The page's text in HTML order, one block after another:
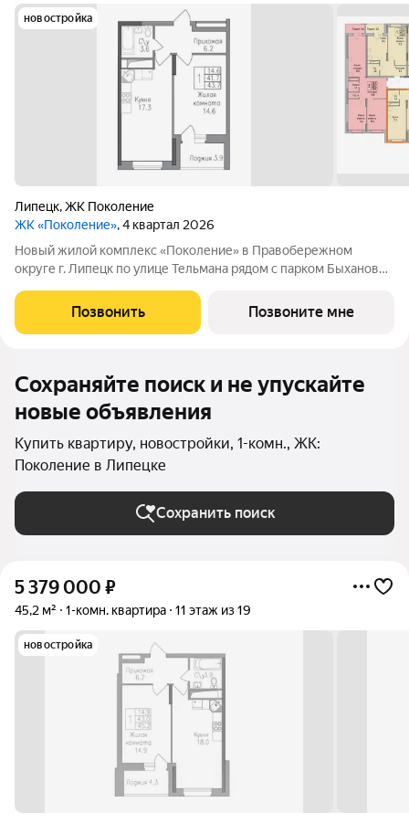
новостройка
Липецк,ЖК Поколение
ЖК «Поколение», 4 квартал 2026
Новый жилой комплекс «Поколение» в Правобережном
округе г. Липецк по улице Тельмана рядом с парком Быханов
квартиры, семейные просторные 4
Позвонить Позвоните мне
Сохраняйте поиск и не упускайте
новые объявления
Купить квартиру, новостройки, 1-комн., ЖК:
Поколение в Липецке
Сохранить поиск
5 379 000 ₽
45,2 м² 1-комн. квартира 11 этаж из 19
новостройка